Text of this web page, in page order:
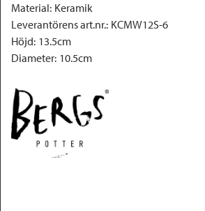
Material: Keramik
Leverantörens art.nr.: KCMW12S-6
Höjd: 13.5cm
Diameter: 10.5cm